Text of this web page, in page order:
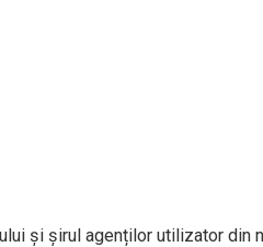
și șirul agenților utilizator din